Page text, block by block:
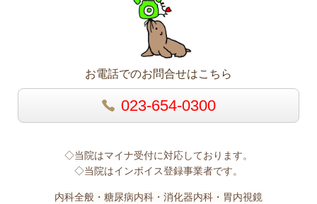
お電話でのお問合せはこちら
023-654-0300
◇当院はマイナ受付に対応しております。
◇当院はインボイス登録事業者です。
内科全般・糖尿病内科・消化器内科・胃内視鏡